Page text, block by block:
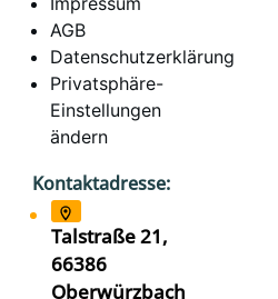
AGB
Datenschutzerklärung
Privatsphäre-
Einstellungen
ändern
Kontaktadresse:
Talstraße 21,
66386
Oberwürzbach